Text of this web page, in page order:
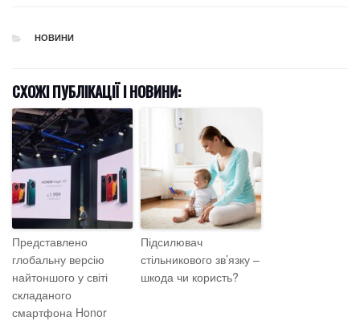
CATEGORIES
НОВИНИ
СХОЖІ ПУБЛІКАЦІЇ І НОВИНИ:
Представлено
глобальну версію
найтоншого у світі
складаного
смартфона Honor
Підсилювач
стільникового зв’язку –
шкода чи користь?